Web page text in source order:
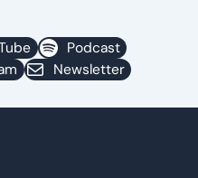
Podcast
Newsletter